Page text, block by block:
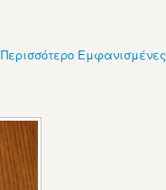
Περισσότερο Εμφανισμένες